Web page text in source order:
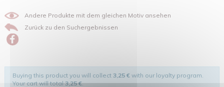
Andere Produkte mit dem gleichen Motiv ansehen
Zurück zu den Suchergebnissen
Buying this product you will collect 3,25 € with our loyalty program.
Your cart will total3,25 €.